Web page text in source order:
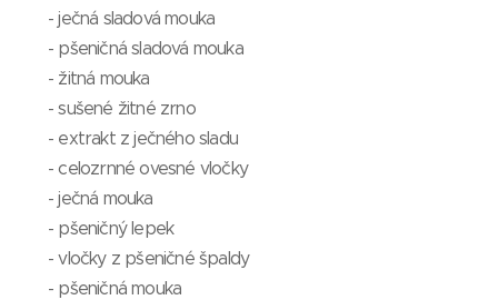
- ječná sladová mouka
- pšeničná sladová mouka
- žitná mouka
- sušené žitné zrno
- extrakt z ječného sladu
- celozrnné ovesné vločky
- ječná mouka
- pšeničný lepek
- vločky z pšeničné špaldy
- pšeničná mouka